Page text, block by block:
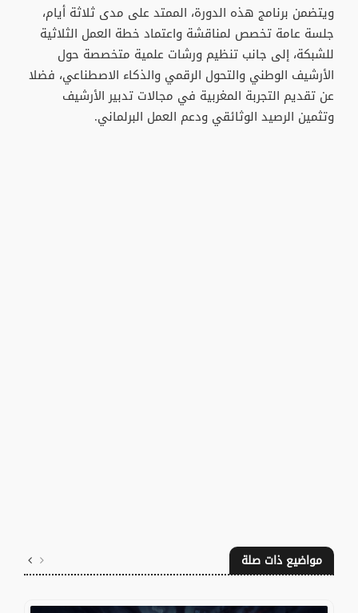
ويتضمن برنامج هذه الدورة، الممتد على مدى ثلاثة أيام،
جلسة عامة تخصص لمناقشة واعتماد خطة العمل الثلاثية
للشبكة، إلى جانب تنظيم ورشات علمية متخصصة حول
الأرشيف الوطني والتحول الرقمي والذكاء الاصطناعي، فضلا
عن تقديم التجربة المغربية في مجالات تدبير الأرشيف
وتثمين الرصيد الوثائقي ودعم العمل البرلماني.
مواضيع ذات صلة